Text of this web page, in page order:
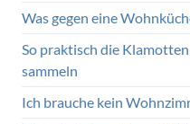
Was gegen eine
So praktisch die
sammeln
Ich brauche kein